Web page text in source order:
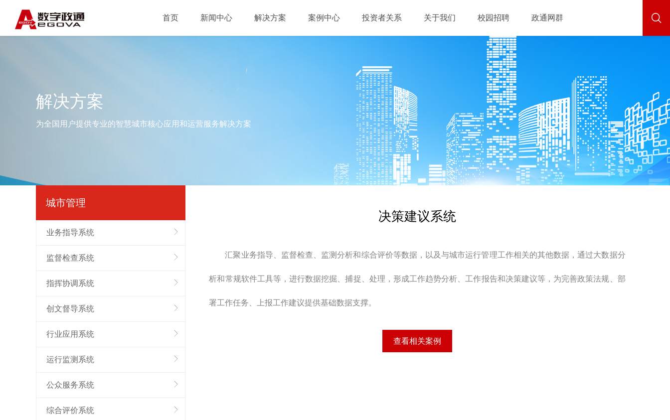
首页 新闻中心 解决方案 案例中心 投资者关系 关于我们 校园招聘 政通网群
解决方案
为全国用户提供专业的智慧城市核心应用和运营服务解决方案
城市管理
业务指导系统
监督检查系统
指挥协调系统
创文督导系统
行业应用系统
运行监测系统
公众服务系统
综合评价系统
决策建议系统
汇聚业务指导、监督检查、监测分析和综合评价等数据，以及与城市运行管理工作相关的其他数据，通过大数据分
析和常规软件工具等，进行数据挖掘、捕捉、处理，形成工作趋势分析、工作报告和决策建议等，为完善政策法规、部
署工作任务、上报工作建议提供基础数据支撑。
查看相关案例